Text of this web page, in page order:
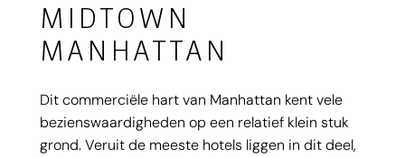
MIDTOWN
MANHATTAN
Dit commerciële hart van Manhattan kent vele
bezienswaardigheden op een relatief klein stuk
grond. Veruit de meeste hotels liggen in dit deel,